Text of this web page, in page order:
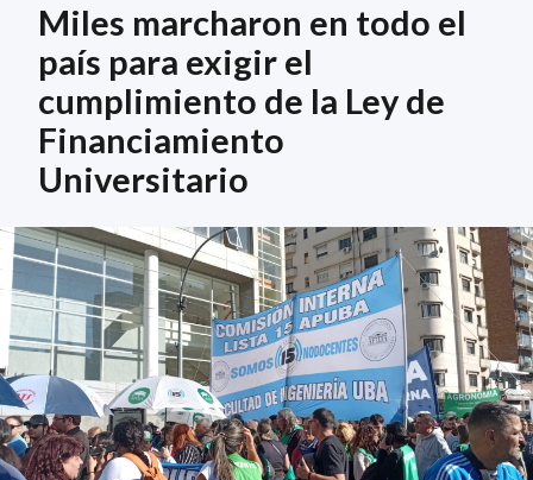
Miles marcharon en todo el
país para exigir el
cumplimiento de la Ley de
Financiamiento
Universitario